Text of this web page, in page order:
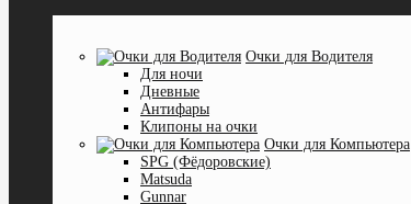
Очки для Водителя
Для ночи
Дневные
Антифары
Клипоны на очки
Очки для Компьютера
SPG (Фёдоровские)
Matsuda
Gunnar